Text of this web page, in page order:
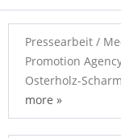
Pressearbeit /
Promotion
Osterholz-
more »